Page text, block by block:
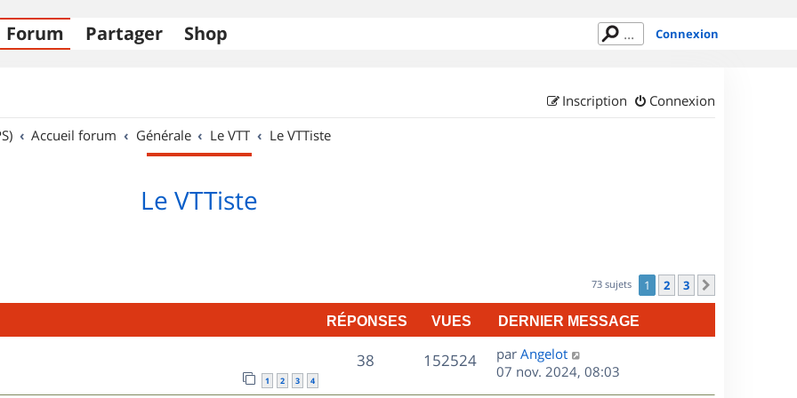
Forum Partager Shop Connexion
Connexion
Inscription
Accueil forum Générale Le VTT Le VTTiste
Le VTTiste
73 sujets 1 2 3
RÉPONSES VUES DERNIER MESSAGE
1 2 3 4
38R
é
152524V
u
D
e
par Angelot
07 nov. 2024, 08:03